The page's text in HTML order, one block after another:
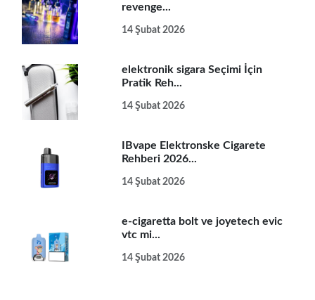
revenge...
14 Şubat 2026
elektronik sigara Seçimi İçin
Pratik Reh...
14 Şubat 2026
IBvape Elektronske Cigarete
Rehberi 2026...
14 Şubat 2026
e-cigaretta bolt ve joyetech evic
vtc mi...
14 Şubat 2026